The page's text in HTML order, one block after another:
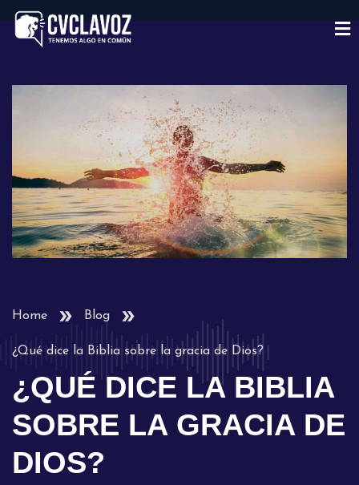
Home Blog
¿Qué dice la Biblia sobre la gracia de Dios?
¿QUÉ DICE LA BIBLIA
SOBRE LA GRACIA DE
DIOS?